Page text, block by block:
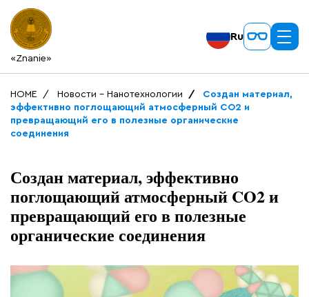
«Znanie»
Ru
HOME Новости - Нанотехнологии
Создан материал,
эффективно поглощающий атмосферный CO2 и
превращающий его в полезные органические
соединения
Создан материал, эффективно
поглощающий атмосферный CO2 и
превращающий его в полезные
органические соединения